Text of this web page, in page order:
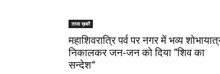
ताजा ख़बरें
महाशिवरात्रि पर्व पर नगर में भव्य
निकालकर जन-जन को दिया “शिव का
सन्देश”